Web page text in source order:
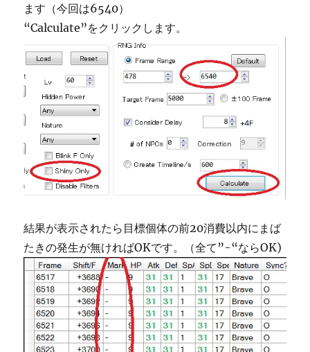
ます（今回は6540）
“Calculate”をクリックします。
結果が表示されたら目標個体の前20消費以内にまば
たきの発生が無ければOKです。（全て”-“ならOK)